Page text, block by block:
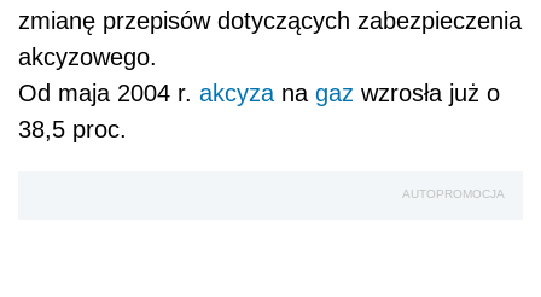
zmianę przepisów dotyczących zabezpieczenia
akcyzowego.
Od maja 2004 r. akcyza na gaz wzrosła już o
38,5 proc.
AUTOPROMOCJA